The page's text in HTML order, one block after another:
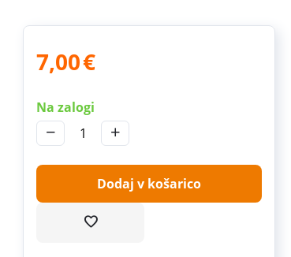
7,00€
Na zalogi
+
−
Dodaj v košarico